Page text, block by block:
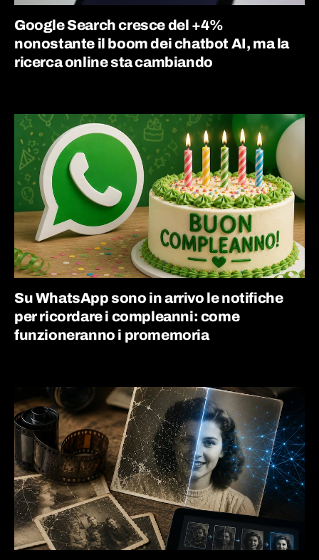
Google Search cresce del +4%
nonostante il boom dei chatbot AI, ma la
ricerca online sta cambiando
Su WhatsApp sono in arrivo le notifiche
per ricordare i compleanni: come
funzioneranno i promemoria